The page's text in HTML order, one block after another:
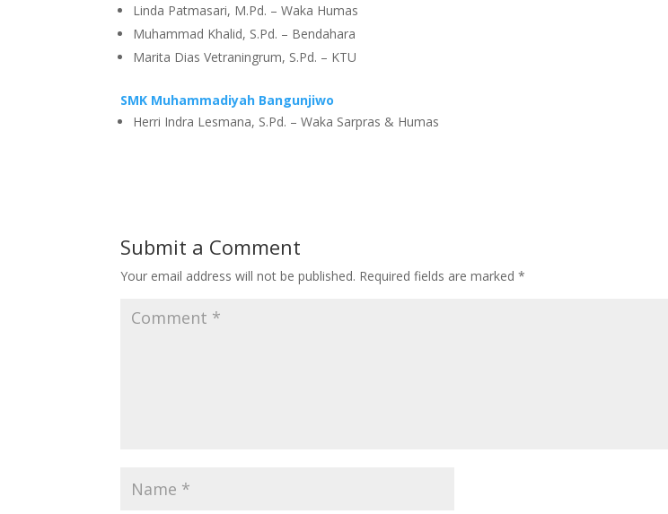
Linda Patmasari, M.Pd. – Waka Humas
Muhammad Khalid, S.Pd. – Bendahara
Marita Dias Vetraningrum, S.Pd. – KTU
SMK Muhammadiyah Bangunjiwo
Herri Indra Lesmana, S.Pd. – Waka Sarpras & Humas
Submit a Comment
Your email address will not be published. Required fields are marked*